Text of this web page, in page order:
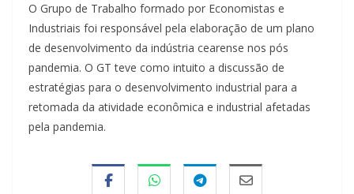
O Grupo de Trabalho formado por Economistas e
Industriais foi responsável pela elaboração de um plano
de desenvolvimento da indústria cearense nos pós
pandemia. O GT teve como intuito a discussão de
estratégias para o desenvolvimento industrial para a
retomada da atividade econômica e industrial afetadas
pela pandemia.